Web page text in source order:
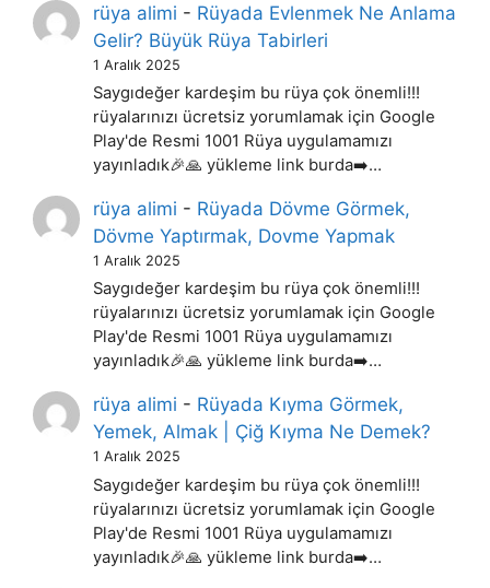
rüya alimi - Rüyada Evlenmek Ne Anlama
Gelir? Büyük Rüya Tabirleri
1 Aralık 2025
Saygıdeğer kardeşim bu rüya çok önemli!!!
rüyalarınızı ücretsiz yorumlamak için Google
Play'de Resmi 1001 Rüya uygulamamızı
yayınladık🎉🙏 yükleme link burda➡️…
rüya alimi - Rüyada Dövme Görmek,
Dövme Yaptırmak, Dovme Yapmak
1 Aralık 2025
Saygıdeğer kardeşim bu rüya çok önemli!!!
rüyalarınızı ücretsiz yorumlamak için Google
Play'de Resmi 1001 Rüya uygulamamızı
yayınladık🎉🙏 yükleme link burda➡️…
rüya alimi - Rüyada Kıyma Görmek,
Yemek, Almak | Çiğ Kıyma Ne Demek?
1 Aralık 2025
Saygıdeğer kardeşim bu rüya çok önemli!!!
rüyalarınızı ücretsiz yorumlamak için Google
Play'de Resmi 1001 Rüya uygulamamızı
yayınladık🎉🙏 yükleme link burda➡️…